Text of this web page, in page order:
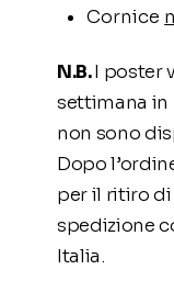
Cornice
N.B.I poster
settimana in
non sono
Dopo
per il ritiro di
spedizione
Italia.